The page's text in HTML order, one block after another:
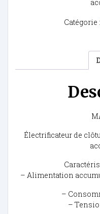
Catégorie :
Électrificateur de
– Alimentation
–
–